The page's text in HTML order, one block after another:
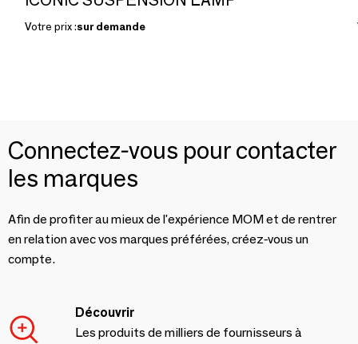
Votre prix :sur demande
Connectez-vous pour contacter
les marques
Afin de profiter au mieux de l'expérience MOM et de rentrer
en relation avec vos marques préférées, créez-vous un
compte.
Découvrir
Les produits de milliers de fournisseurs à